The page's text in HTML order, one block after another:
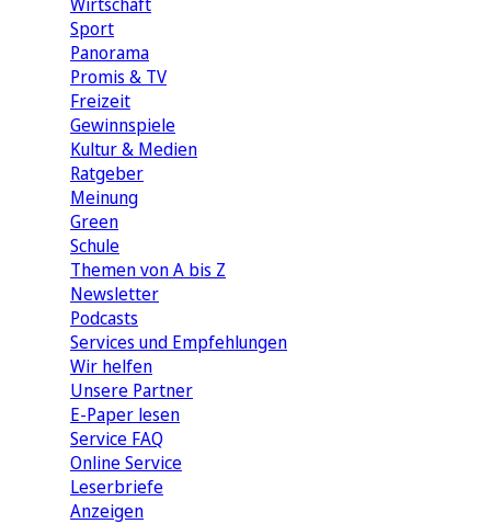
Sport
Panorama
Promis & TV
Freizeit
Gewinnspiele
Kultur & Medien
Ratgeber
Meinung
Green
Schule
Themen von A bis Z
Newsletter
Podcasts
Services und Empfehlungen
Wir helfen
Unsere Partner
E-Paper lesen
Service FAQ
Online Service
Leserbriefe
Anzeigen